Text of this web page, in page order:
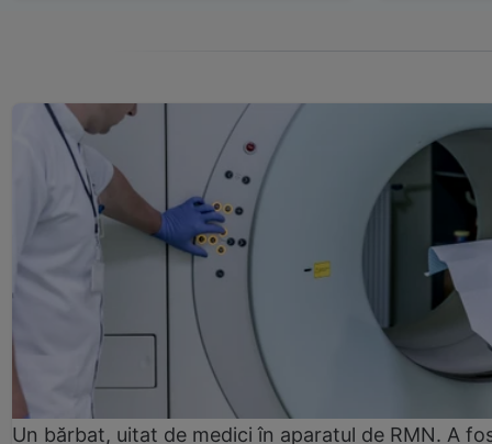
Un bărbat, uitat de medici în aparatul de RMN. A